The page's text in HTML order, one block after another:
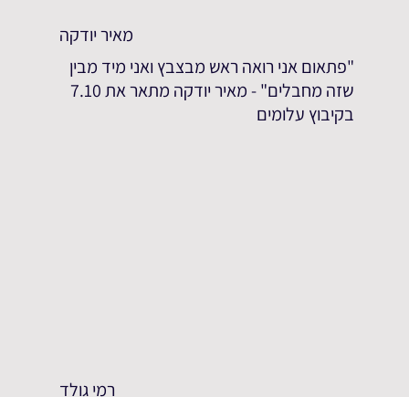
מאיר יודקה
"פתאום אני רואה ראש מבצבץ ואני מיד מבין
שזה מחבלים" - מאיר יודקה מתאר את 7.10
בקיבוץ עלומים
רמי גולד